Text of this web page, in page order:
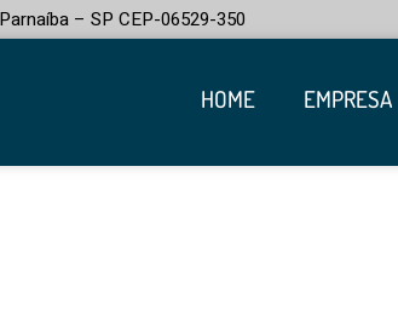
– SP CEP-06529-350
HOME EMPRESA